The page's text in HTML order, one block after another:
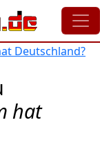
Deutschland?
hat